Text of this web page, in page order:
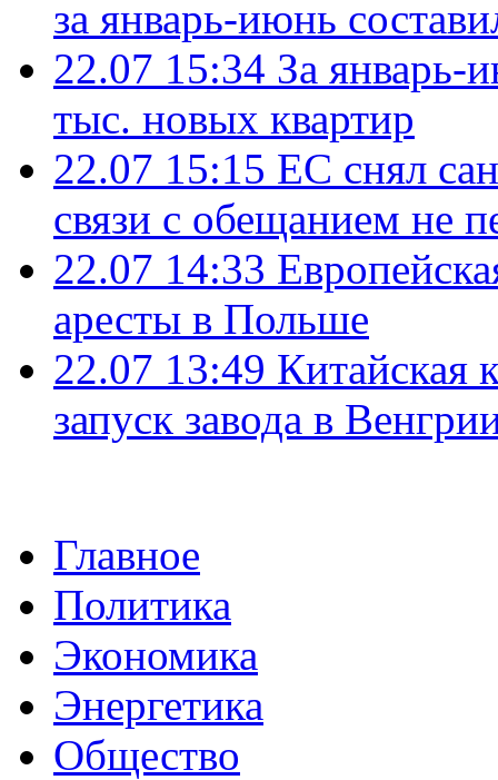
за январь-июнь
22.07 15:34 За январь-
тыс. новых квартир
22.07 15:15 ЕС снял
связи с обещанием не
22.07 14:33
аресты в Польше
22.07 13:49 Китайская
запуск завода в
Главное
Политика
Экономика
Энергетика
Общество